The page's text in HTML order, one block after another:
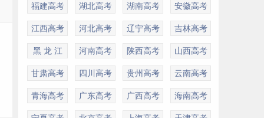
福建高考 湖北高考 湖南高考 安徽高考
江西高考 河北高考 辽宁高考 吉林高考
黑 龙 江 河南高考 陕西高考 山西高考
甘肃高考 四川高考 贵州高考 云南高考
青海高考 广东高考 广西高考 海南高考